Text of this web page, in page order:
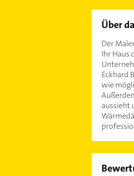
Über
Der
Ihr Haus
Eckhard
wie
aussieht